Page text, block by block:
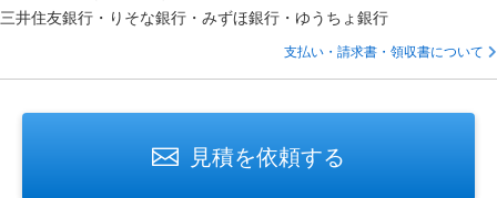
三井住友銀行・りそな銀行・みずほ銀行・ゆうちょ銀行
支払い・請求書・領収書について
見積を依頼する